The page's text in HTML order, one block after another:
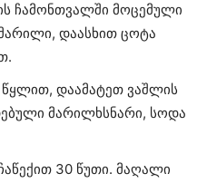
ჩამონთვალში მოცემული
დაასხით ცოტა
წყლით, დაამატეთ ვაშლის
მარილხსნარი, სოდა
30 წუთი. მაღალი